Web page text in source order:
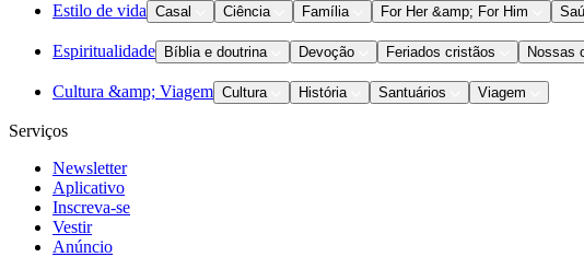
Estilo de vida Casal Ciência Família For Her &amp; For Him
Espiritualidade Bíblia e doutrina Devoção Feriados cristãos Nossas
Cultura &amp; Viagem Cultura História Santuários Viagem
Serviços
Newsletter
Aplicativo
Inscreva-se
Vestir
Anúncio